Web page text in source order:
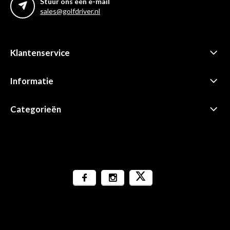
sales@golfdriver.nl
Klantenservice
Informatie
Categorieën